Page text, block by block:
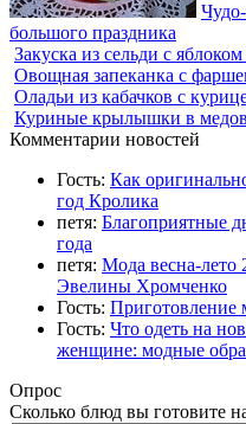
большого праздника
Закуска из сельди с
Овощная запеканка с
Оладьи из кабачков с
Куриные крылышки в
Комментарии новостей
Гость: Как
год Кролика
петя: Благоприятные
года
петя: Мода весна-лето
Эвелины Хромченко
Гость: Приготовление
Гость: Что одеть на
женщине: модные
Опрос
Сколько блюд вы готовите